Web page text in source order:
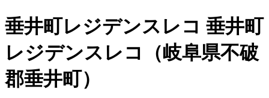
垂井町レジデンスレコ 垂井町
レジデンスレコ（岐阜県不破
郡垂井町）